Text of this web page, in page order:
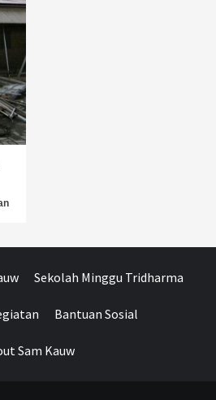
Sekolah Minggu Tridharma
Bantuan Sosial
Sam Kauw